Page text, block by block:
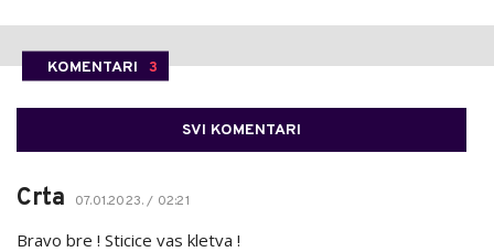
KOMENTARI 3
SVI KOMENTARI
Crta 07.01.2023. / 02:21
Bravo bre ! Sticice vas kletva !